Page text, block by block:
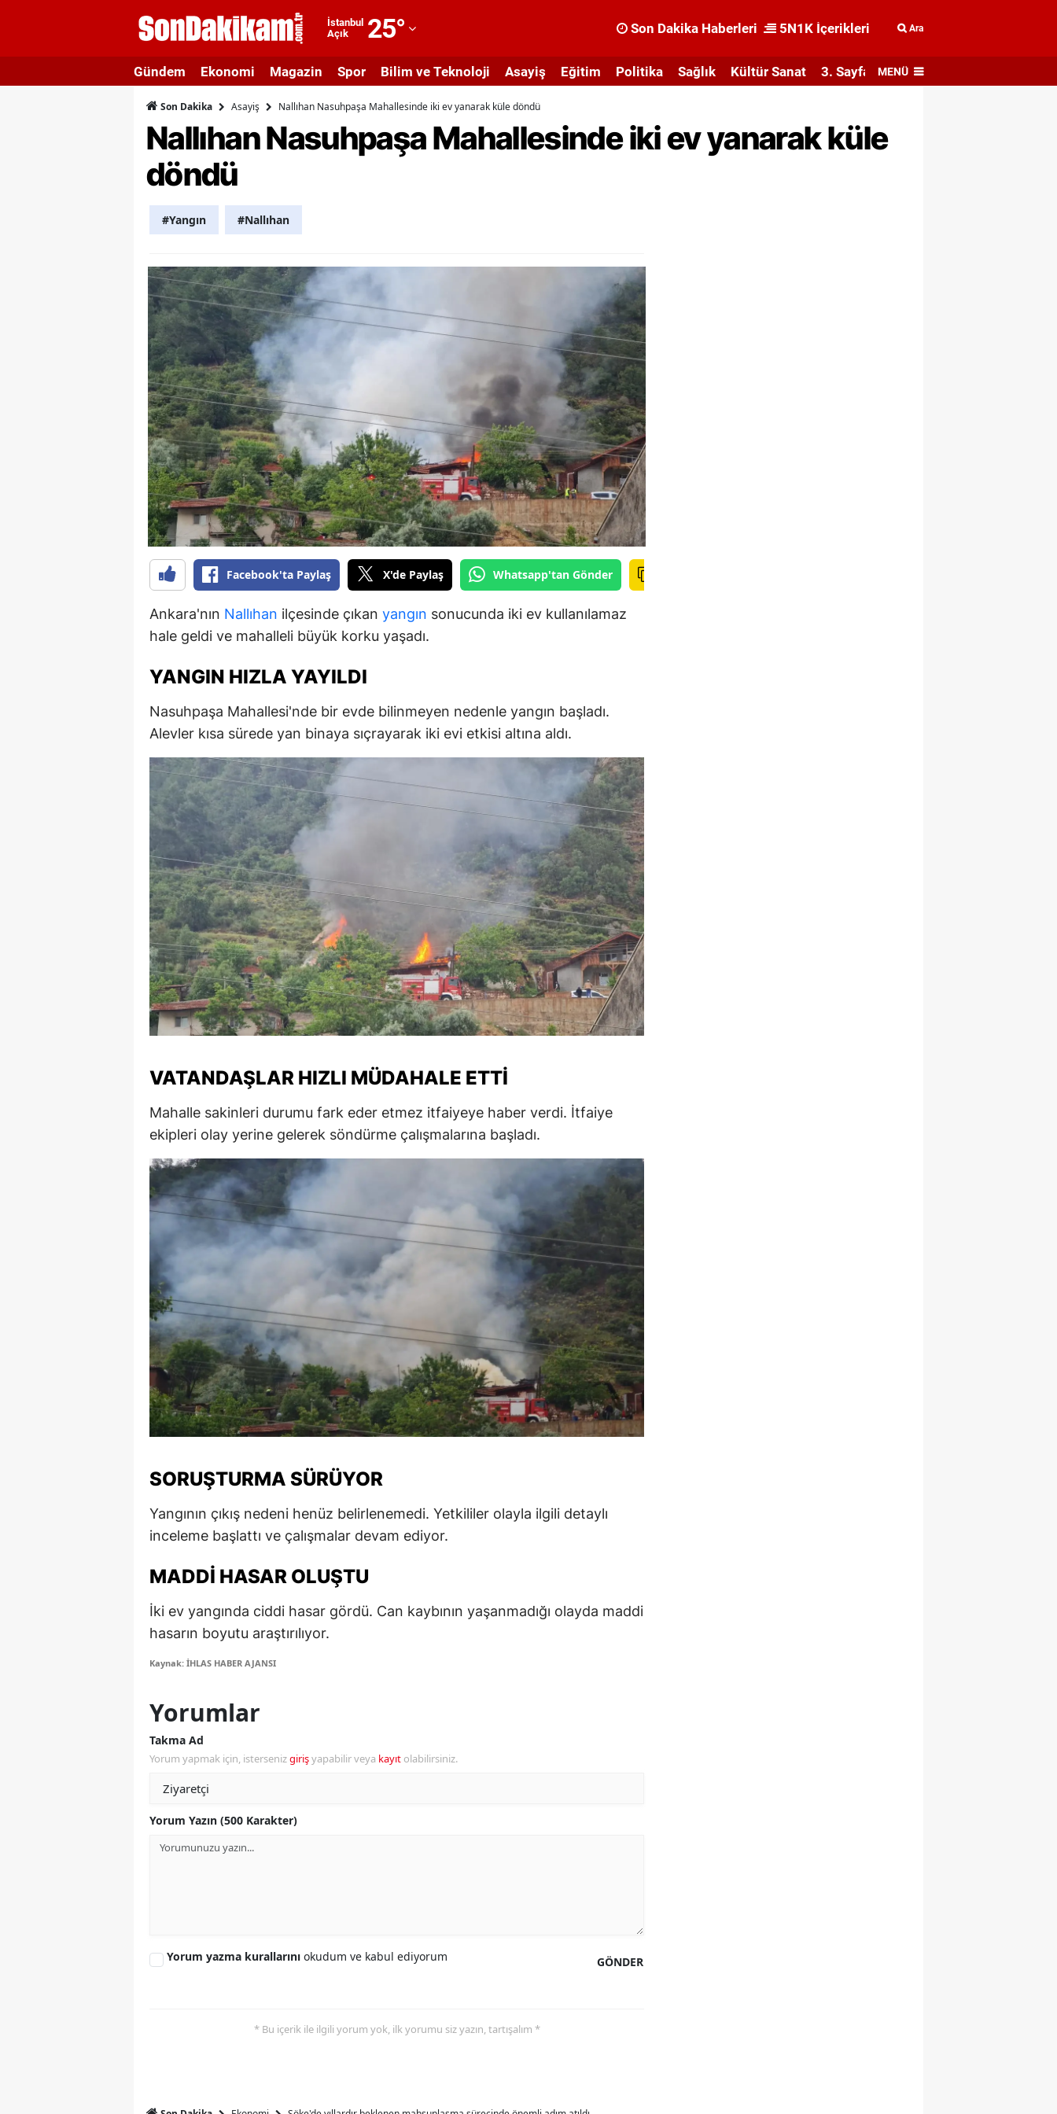
İstanbul
Açık
25°
Adıyaman
Afyonkarahisar
Ağrı
Artvin
Aydın
Balıkesir
Bitlis
Bolu
Burdur
Bursa
Çanakkale
Çankırı
Çorum
Elazığ
Gaziantep
Giresun
Gümüşhane
Hakkari
Hatay
Mersin
İstanbul
İzmir
Kayseri
Kırklareli
Kırşehir
Kocaeli
Konya
Kütahya
Malatya
Mardin
Sakarya
Tokat
Van
Son Dakika Haberleri 5N1K İçerikleri Ara
Gündem Ekonomi Magazin Spor Bilim ve Teknoloji Asayiş Eğitim Politika Sağlık Kültür Sanat 3. Sayfa MENÜ
Son Dakika Asayiş Nallıhan Nasuhpaşa Mahallesinde iki ev yanarak küle döndü
Nallıhan Nasuhpaşa Mahallesinde iki ev yanarak küle
döndü
#Yangın #Nallıhan
Facebook'ta Paylaş X'de Paylaş Whatsapp'tan Gönder
Ankara'nın Nallıhan ilçesinde çıkan yangın sonucunda iki ev kullanılamaz
hale geldi ve mahalleli büyük korku yaşadı.
YANGIN HIZLA YAYILDI
Nasuhpaşa Mahallesi'nde bir evde bilinmeyen nedenle yangın başladı.
Alevler kısa sürede yan binaya sıçrayarak iki evi etkisi altına aldı.
VATANDAŞLAR HIZLI MÜDAHALE ETTI
Mahalle sakinleri durumu fark eder etmez itfaiyeye haber verdi. İtfaiye
ekipleri olay yerine gelerek söndürme çalışmalarına başladı.
SORUŞTURMA SÜRÜYOR
Yangının çıkış nedeni henüz belirlenemedi. Yetkililer olayla ilgili detaylı
inceleme başlattı ve çalışmalar devam ediyor.
MADDI HASAR OLUŞTU
İki ev yangında ciddi hasar gördü. Can kaybının yaşanmadığı olayda maddi
hasarın boyutu araştırılıyor.
Kaynak: İHLAS HABER AJANSI
Yorumlar
Takma Ad
Yorum yapmak için, istersenizgirişyapabilir veya kayıt olabilirsiniz.
Yorum Yazın (500 Karakter)
GÖNDER
Yorum yazma kurallarını okudum ve kabul ediyorum
* Bu içerik ile ilgili yorum yok, ilk yorumu siz yazın, tartışalım *